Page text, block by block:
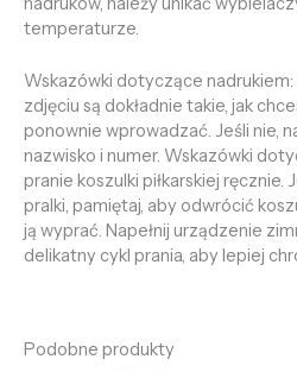
temperaturze.
Wskazówki dotyczące nadrukiem:
zdjęciu są dokładnie takie, jak
ponownie wprowadzać. Jeśli nie,
nazwisko i numer. Wskazówki
pranie koszulki piłkarskiej ręcznie.
pralki, pamiętaj, aby odwrócić
ją wyprać. Napełnij urządzenie
delikatny cykl prania, aby lepiej
Podobne produkty